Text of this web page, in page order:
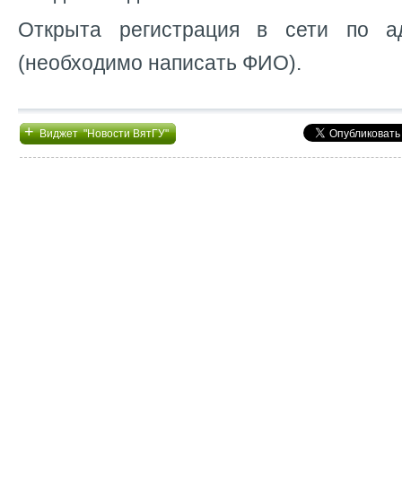
Открыта регистрация в сети по
(необходимо написать ФИО).
+Виджет "Новости ВятГУ"